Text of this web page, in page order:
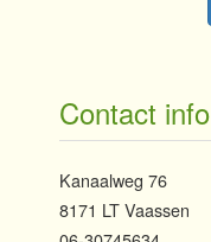
Contact info
Kanaalweg 76
8171 LT Vaassen